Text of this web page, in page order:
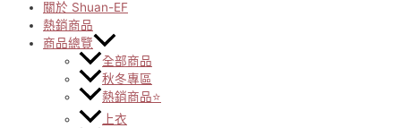
關於 Shuan-EF
熱銷商品
商品總覽
全部商品
秋冬專區
熱銷商品⭐
上衣